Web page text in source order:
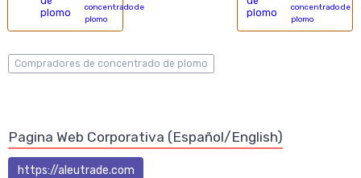
concentrado de
plomo
concentrado de
plomo
Compradores de concentrado de plomo
Pagina Web Corporativa (Español/English)
https://aleutrade.com